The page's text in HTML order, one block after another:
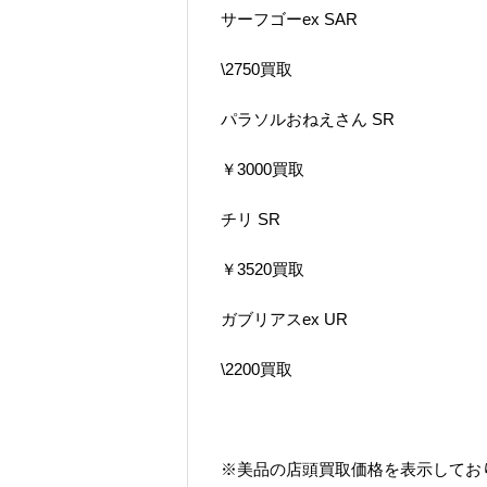
サーフゴーex SAR
\2750買取
パラソルおねえさん SR
￥3000買取
チリ SR
￥3520買取
ガブリアスex UR
\2200買取
※美品の店頭買取価格を表示してお